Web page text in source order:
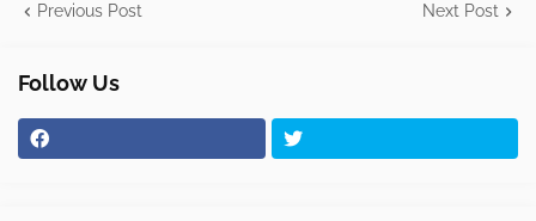
Previous Post Next Post
Follow Us